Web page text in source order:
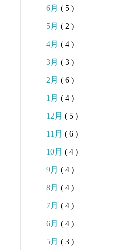
6月 ( 5 )
5月 ( 2 )
4月 ( 4 )
3月 ( 3 )
2月 ( 6 )
1月 ( 4 )
12月 ( 5 )
11月 ( 6 )
10月 ( 4 )
9月 ( 4 )
8月 ( 4 )
7月 ( 4 )
6月 ( 4 )
5月 ( 3 )